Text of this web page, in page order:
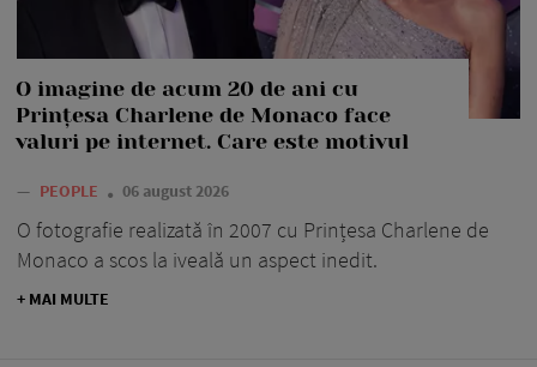
O imagine de acum 20 de ani cu
Prințesa Charlene de Monaco face
valuri pe internet. Care este motivul
— PEOPLE 06 august 2026
O fotografie realizată în 2007 cu Prințesa Charlene de
Monaco a scos la iveală un aspect inedit.
+ MAI MULTE